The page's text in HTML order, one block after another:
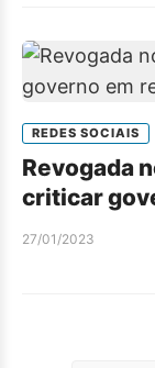
REDES SOCIAIS
Revogada
criticar
27/01/2023